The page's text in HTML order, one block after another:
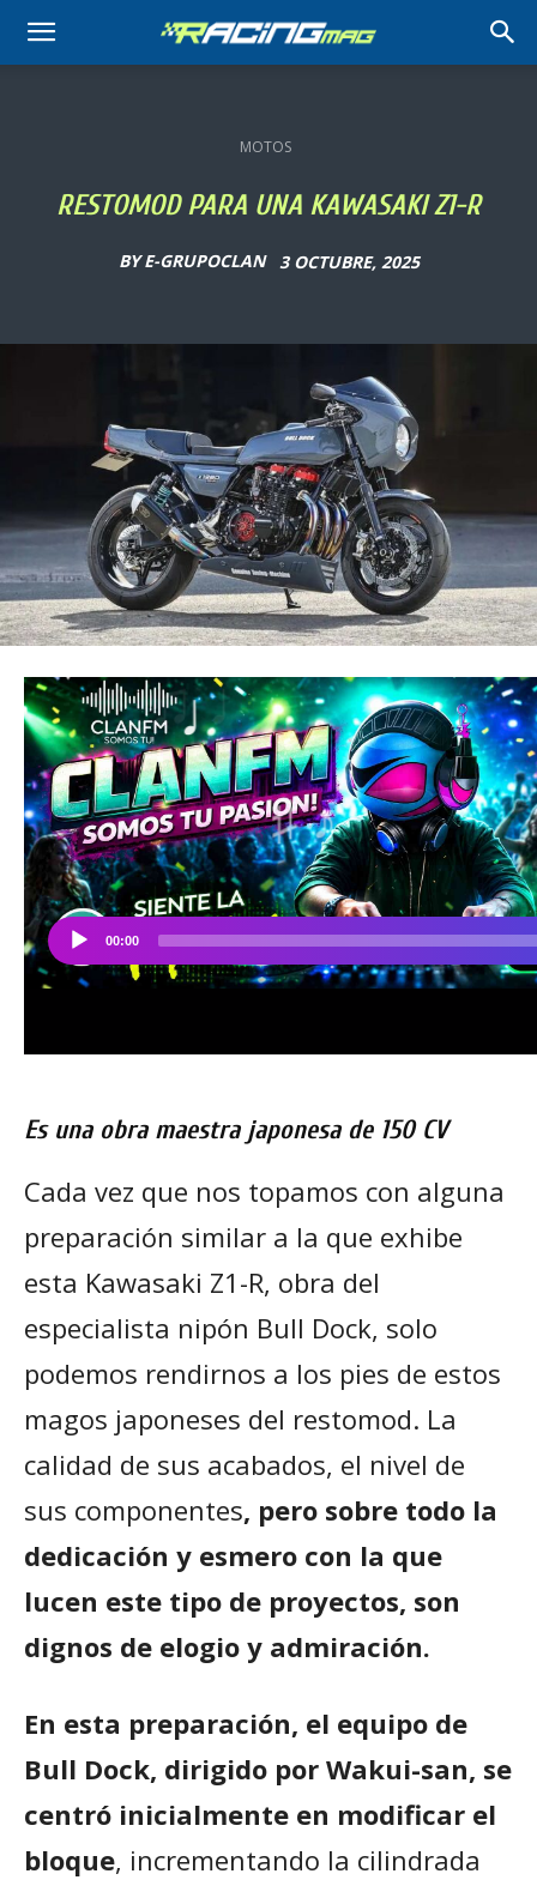
RACING
MOTOS
RESTOMOD PARA UNA KAWASAKI Z1-R
BY E-GRUPOCLAN 3 OCTUBRE, 2025
Es una obra maestra japonesa de 150 CV
Cada vez que nos topamos con alguna
preparación similar a la que exhibe
esta Kawasaki Z1-R, obra del
especialista nipón Bull Dock, solo
podemos rendirnos a los pies de estos
magos japoneses del restomod. La
calidad de sus acabados, el nivel de
sus componentes, pero sobre todo la
dedicación y esmero con la que
lucen este tipo de proyectos, son
dignos de elogio y admiración.
En esta preparación, el equipo de
Bull Dock, dirigido por Wakui-san, se
centró inicialmente en modificar el
bloque, incrementando la cilindrada